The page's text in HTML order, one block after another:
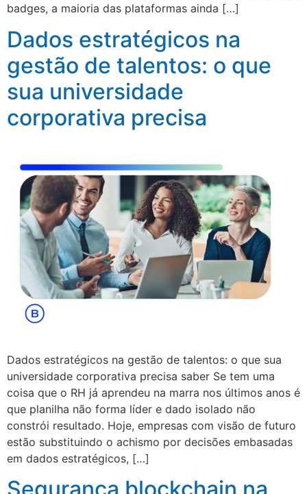
badges, a maioria das plataformas ainda […]
Dados estratégicos na
gestão de talentos: o que
sua universidade
corporativa precisa
Dados estratégicos na gestão de talentos: o que sua
universidade corporativa precisa saber Se tem uma
coisa que o RH já aprendeu na marra nos últimos anos é
que planilha não forma líder e dado isolado não
constrói resultado. Hoje, empresas com visão de futuro
estão substituindo o achismo por decisões embasadas
em dados estratégicos, […]